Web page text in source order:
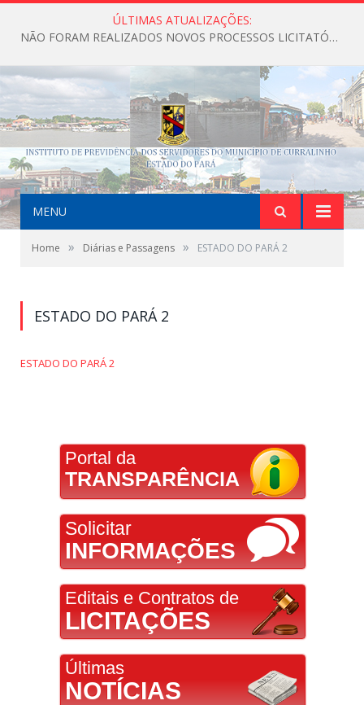
ÚLTIMAS ATUALIZAÇÕES:
NÃO FORAM REALIZADOS NOVOS PROCESSOS LICITATÓRIOS ATÉ O MOMENTO DO ANO DE 2026
MENU
Home » Diárias e Passagens » ESTADO DO PARÁ 2
ESTADO DO PARÁ 2
ESTADO DO PARÁ 2
Portal da
TRANSPARÊNCIA
Solicitar
INFORMAÇÕES
Editais e Contratos de
LICITAÇÕES
Últimas
NOTÍCIAS